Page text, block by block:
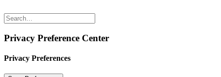
Privacy Preference Center
Privacy Preferences